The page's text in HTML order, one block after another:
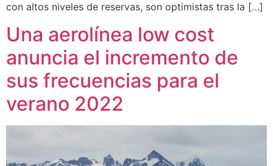
con altos niveles de reservas, son optimistas tras la […]
Una aerolínea low cost
anuncia el incremento de
sus frecuencias para el
verano 2022